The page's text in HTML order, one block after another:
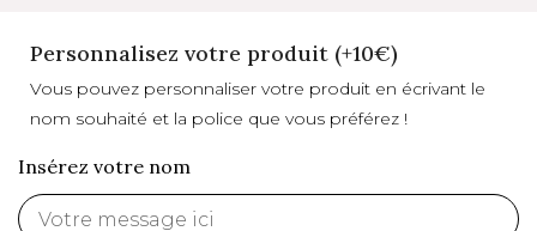
Personnalisez votre produit (+10€)
Vous pouvez personnaliser votre produit en écrivant le
nom souhaité et la police que vous préférez !
Insérez votre nom